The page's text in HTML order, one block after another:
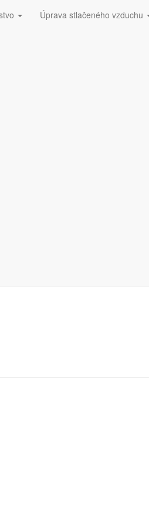
Úprava stlačeného vzduchu
stlačeného vzduchu
sušičov
kameňom každého výrobcu.
vzduchu rovnako ako pre akýkoľvek